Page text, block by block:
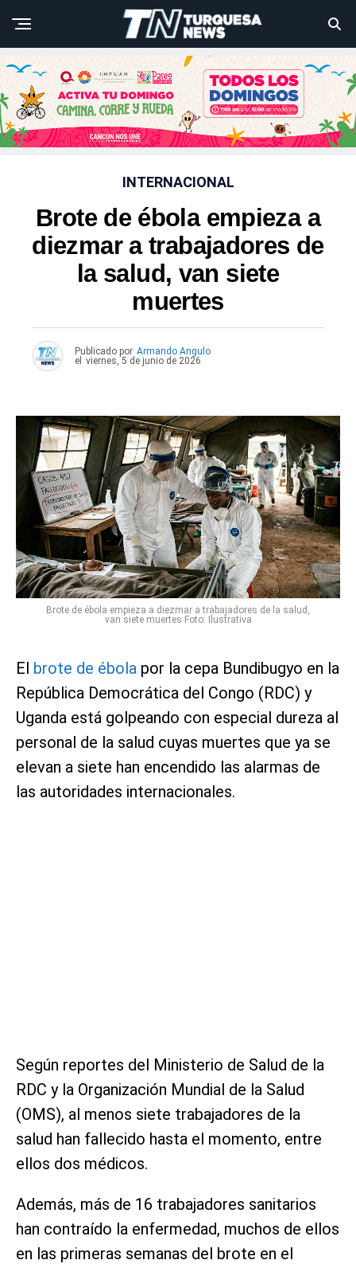
INTERNACIONAL
Brote de ébola empieza a
diezmar a trabajadores de
la salud, van siete
muertes
Publicado por Armando Angulo
el viernes, 5 de junio de 2026
Brote de ébola empieza a diezmar a trabajadores de la salud,
van siete muertes Foto: Ilustrativa
El brote de ébola por la cepa Bundibugyo en la
República Democrática del Congo (RDC) y
Uganda está golpeando con especial dureza al
personal de la salud cuyas muertes que ya se
elevan a siete han encendido las alarmas de
las autoridades internacionales.
Según reportes del Ministerio de Salud de la
RDC y la Organización Mundial de la Salud
(OMS), al menos siete trabajadores de la
salud han fallecido hasta el momento, entre
ellos dos médicos.
Además, más de 16 trabajadores sanitarios
han contraído la enfermedad, muchos de ellos
en las primeras semanas del brote en el